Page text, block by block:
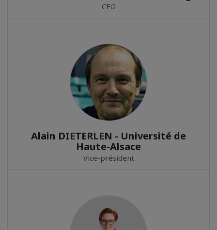
CEO
Alain DIETERLEN - Université de
Haute-Alsace
Vice-président